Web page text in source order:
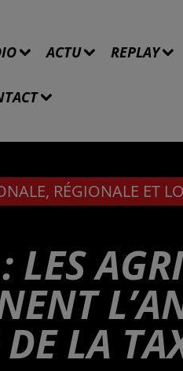
ACTU REPLAY
RÉGIONALE ET
LES
DE LA